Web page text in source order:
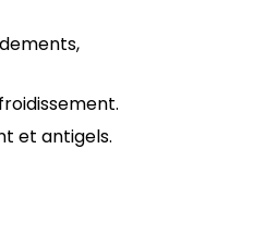
et antigels.